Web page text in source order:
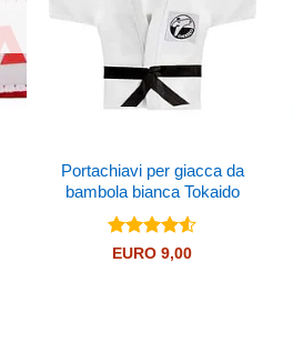
Portachiavi per giacca da
bambola bianca Tokaido
Valutato
EURO 9,00